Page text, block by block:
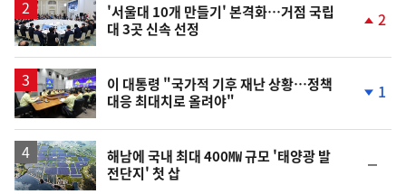
'서울대 10개 만들기' 본격화…거점 국립
대 3곳 신속 선정
상
2
이 대통령 "국가적 기후 재난 상황…정책
대응 최대치로 올려야"
하
1
해남에 국내 최대 400㎿ 규모 '태양광 발
전단지' 첫 삽